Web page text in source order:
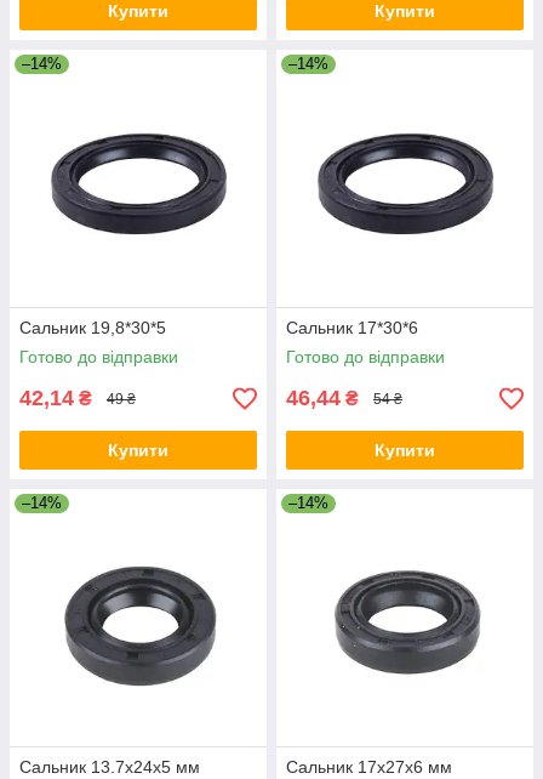
Купити Купити
–14%
Сальник 19,8*30*5
Готово до відправки
42,14 ₴ 49 ₴
Купити
–14%
Сальник 17*30*6
Готово до відправки
46,44 ₴ 54 ₴
Купити
–14%
Сальник 13.7x24x5 мм
–14%
Сальник 17x27x6 мм